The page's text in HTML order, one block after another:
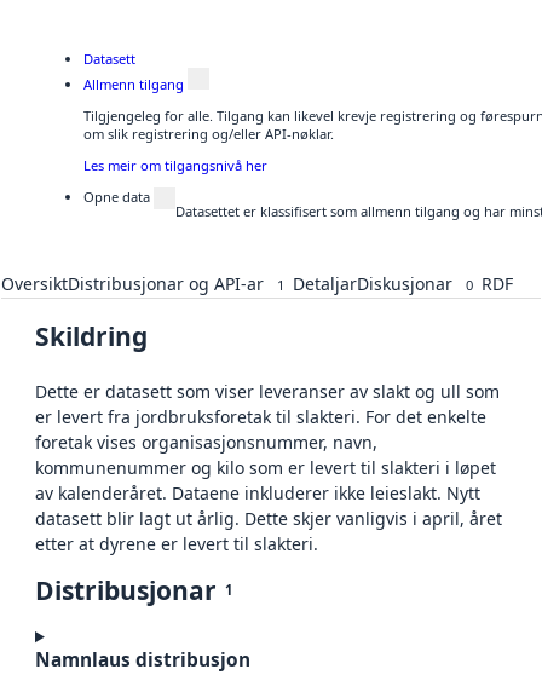
Datasett
Allmenn tilgang
Tilgjengeleg for alle. Tilgang kan likevel krevje registrering og
om slik registrering og/eller API-nøklar.
Les meir om tilgangsnivå her
Opne data
Datasettet er klassifisert som allmenn tilgang og har
OversiktDistribusjonar og API-ar 1 DetaljarDiskusjonar 0 RDF
Skildring
Dette er datasett som viser leveranser av slakt og ull som
er levert fra jordbruksforetak til slakteri. For det enkelte
foretak vises organisasjonsnummer, navn,
kommunenummer og kilo som er levert til slakteri i løpet
av kalenderåret. Dataene inkluderer ikke leieslakt. Nytt
datasett blir lagt ut årlig. Dette skjer vanligvis i april, året
etter at dyrene er levert til slakteri.
Distribusjonar 1
Namnlaus distribusjon